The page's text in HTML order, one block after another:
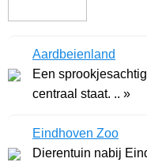
Aardbeienland
Een
centraal staat. .. »
Eindhoven Zoo
Dierentuin nabij